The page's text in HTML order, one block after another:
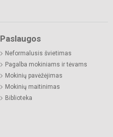
Paslaugos
Neformalusis švietimas
Pagalba mokiniams ir tėvams
Mokinių pavėžėjimas
Mokinių maitinimas
Biblioteka